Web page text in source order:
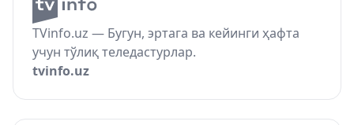
TVinfo.uz — Бугун, эртага ва кейинги ҳафта
учун тўлиқ теледастурлар.
tvinfo.uz